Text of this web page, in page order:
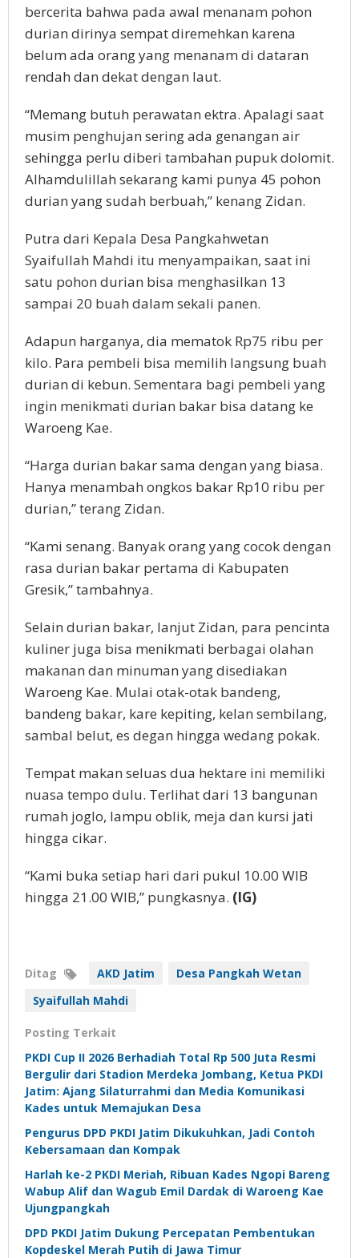
bercerita bahwa pada awal menanam pohon
durian dirinya sempat diremehkan karena
belum ada orang yang menanam di dataran
rendah dan dekat dengan laut.
“Memang butuh perawatan ektra. Apalagi saat
musim penghujan sering ada genangan air
sehingga perlu diberi tambahan pupuk dolomit.
Alhamdulillah sekarang kami punya 45 pohon
durian yang sudah berbuah,” kenang Zidan.
Putra dari Kepala Desa Pangkahwetan
Syaifullah Mahdi itu menyampaikan, saat ini
satu pohon durian bisa menghasilkan 13
sampai 20 buah dalam sekali panen.
Adapun harganya, dia mematok Rp75 ribu per
kilo. Para pembeli bisa memilih langsung buah
durian di kebun. Sementara bagi pembeli yang
ingin menikmati durian bakar bisa datang ke
Waroeng Kae.
“Harga durian bakar sama dengan yang biasa.
Hanya menambah ongkos bakar Rp10 ribu per
durian,” terang Zidan.
“Kami senang. Banyak orang yang cocok dengan
rasa durian bakar pertama di Kabupaten
Gresik,” tambahnya.
Selain durian bakar, lanjut Zidan, para pencinta
kuliner juga bisa menikmati berbagai olahan
makanan dan minuman yang disediakan
Waroeng Kae. Mulai otak-otak bandeng,
bandeng bakar, kare kepiting, kelan sembilang,
sambal belut, es degan hingga wedang pokak.
Tempat makan seluas dua hektare ini memiliki
nuasa tempo dulu. Terlihat dari 13 bangunan
rumah joglo, lampu oblik, meja dan kursi jati
hingga cikar.
“Kami buka setiap hari dari pukul 10.00 WIB
hingga 21.00 WIB,” pungkasnya. (IG)
Ditag AKD Jatim
Desa Pangkah Wetan
Syaifullah Mahdi
Posting Terkait
PKDI Cup II 2026 Berhadiah Total Rp 500 Juta Resmi
Bergulir dari Stadion Merdeka Jombang, Ketua PKDI
Jatim: Ajang Silaturrahmi dan Media Komunikasi
Kades untuk Memajukan Desa
Pengurus DPD PKDI Jatim Dikukuhkan, Jadi Contoh
Kebersamaan dan Kompak
Harlah ke-2 PKDI Meriah, Ribuan Kades Ngopi Bareng
Wabup Alif dan Wagub Emil Dardak di Waroeng Kae
Ujungpangkah
DPD PKDI Jatim Dukung Percepatan Pembentukan
Kopdeskel Merah Putih di Jawa Timur